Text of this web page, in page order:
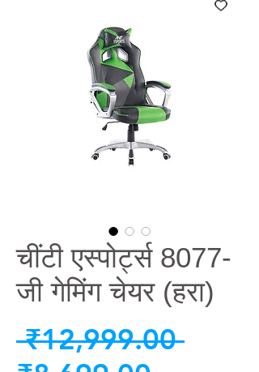
चींटी एस्पोर्ट्स 8077-
जी गेमिंग चेयर (हरा)
₹12,999.00 नियमित